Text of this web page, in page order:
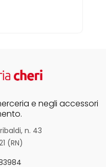
e negli accessori
n. 43
(RN)